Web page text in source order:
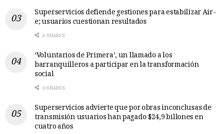
Superservicios defiende gestiones para estabilizar Air-
e; usuarios cuestionan resultados
0 SHARES
‘Voluntarios de Primera’, un llamado a los
barranquilleros a participar en la transformación
social
0 SHARES
Superservicios advierte que por obras inconclusas de
transmisión usuarios han pagado $24,9 billones en
cuatro años